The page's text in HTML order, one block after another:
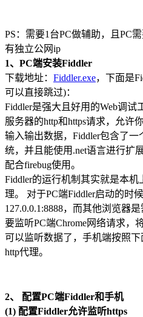
PS：需要1台PC做辅助，且PC
有独立公网ip
1、PC端安装Fiddler
下载地址： Fiddler.exe，下面是
可以直接跳过)：
Fiddler是强大且好用的Web调
服务器的http和https请求，允许
输入输出数据，Fiddler包含了
统，并且能使用.net语言进行扩
配合firebug使用。
Fiddler的运行机制其实就是本机
理。 对于PC端Fiddler启动的时
127.0.0.1:8888，而其他浏览器
要监听PC端Chrome网络请求，
可以监听数据了，手机端按照
http代理。
2、 配置PC端Fiddler和手机
(1) 配置Fiddler允许监听https